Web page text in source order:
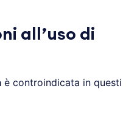
all’uso di
è controindicata in questi